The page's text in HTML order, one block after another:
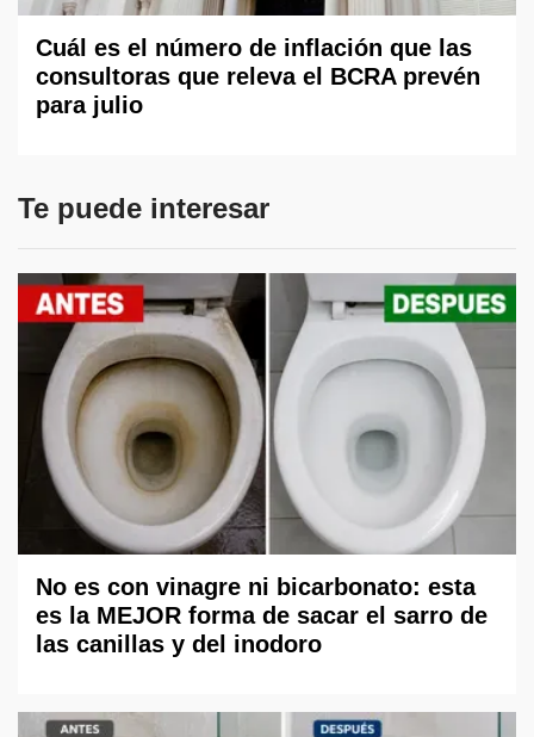
Cuál es el número de inflación que las
consultoras que releva el BCRA prevén
para julio
Te puede interesar
No es con vinagre ni bicarbonato: esta
es la MEJOR forma de sacar el sarro de
las canillas y del inodoro